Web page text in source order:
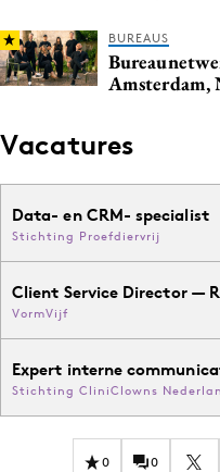
BUREAUS
Amsterdam,
Vacatures
Data- en CRM- specialist
Stichting Proefdiervrij
Client Service Director —
VormVijf
Expert interne
Stichting CliniClowns
0 0